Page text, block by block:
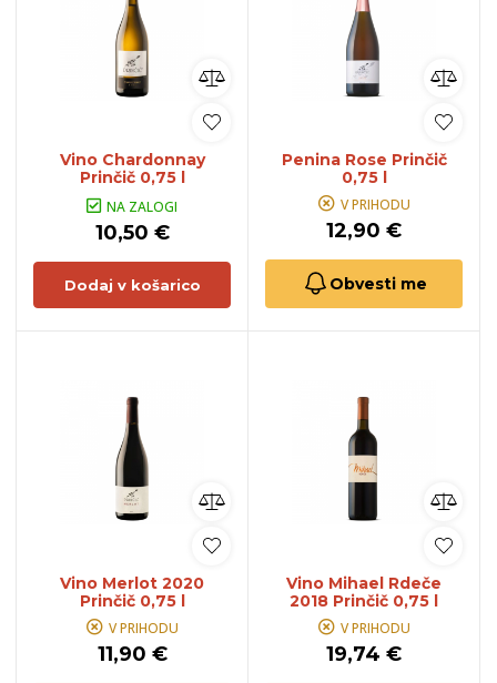
Vino Chardonnay
Prinčič 0,75 l
NA ZALOGI
10,50 €
Dodaj v košarico
Penina Rose Prinčič
0,75 l
V PRIHODU
12,90 €
Obvesti me
Vino Merlot 2020
Prinčič 0,75 l
V PRIHODU
11,90 €
Vino Mihael Rdeče
2018 Prinčič 0,75 l
V PRIHODU
19,74 €